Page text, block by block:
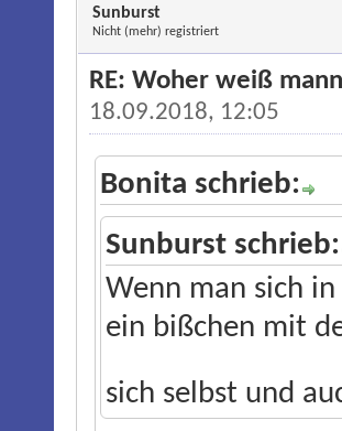
Sunburst
Nicht (mehr) registriert
RE: Woher weiß
18.09.2018, 12:05
Bonita schrieb:
Sunburst schrieb:
Wenn man sich
ein bißchen mit
sich selbst und